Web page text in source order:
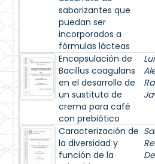
saborizantes que
puedan ser
incorporados a
fórmulas lácteas
Encapsulación de
Bacillus coagulans
en el desarrollo de
un sustituto de
crema para café
con prebiótico
Caracterización de
la diversidad y
función de la